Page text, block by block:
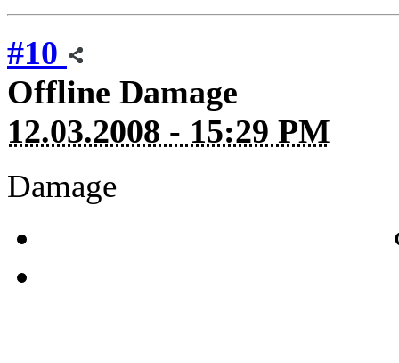
#10
Offline Damage
12.03.2008 - 15:29 PM
Damage